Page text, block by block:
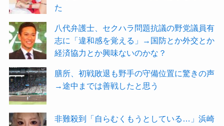
た
八代弁護士、セクハラ問題抗議の野党議員有
志に「違和感を覚える」→国防とか外交とか
経済協力とか興味ないのかな？
膳所、初戦敗退も野手の守備位置に驚きの声
→途中までは善戦したと思う
非難殺到「自らむくもうとしている…」浜崎